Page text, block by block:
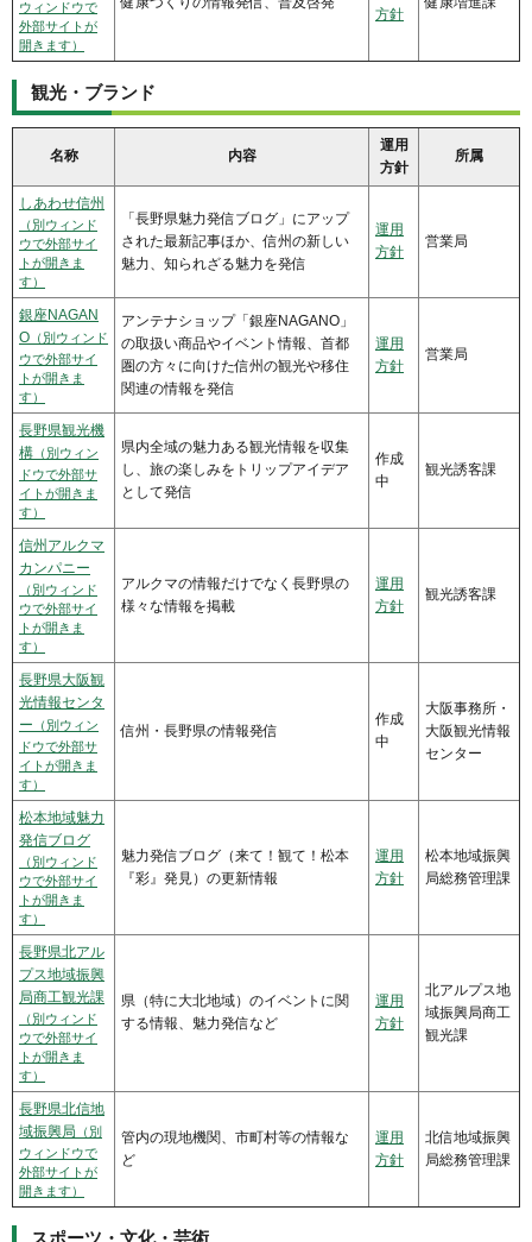
ウィンドウで
外部サイトが
開きます）
方針
観光・ブランド
名称 内容
運用
方針
所属
しあわせ信州
（別ウィンド
ウで外部サイ
トが開きま
す）
「長野県魅力発信ブログ」にアップ
された最新記事ほか、信州の新しい
魅力、知られざる魅力を発信
運用
方針
営業局
銀座NAGAN
O （別ウィンド
ウで外部サイ
トが開きま
す）
アンテナショップ「銀座NAGANO」
の取扱い商品やイベント情報、首都
圏の方々に向けた信州の観光や移住
関連の情報を発信
運用
方針
営業局
長野県観光機
構 （別ウィン
ドウで外部サ
イトが開きま
す）
県内全域の魅力ある観光情報を収集
し、旅の楽しみをトリップアイデア
として発信
作成
中
観光誘客課
信州アルクマ
カンパニー
（別ウィンド
ウで外部サイ
トが開きま
す）
アルクマの情報だけでなく長野県の
様々な情報を掲載
運用
方針
観光誘客課
長野県大阪観
光情報センタ
ー （別ウィン
ドウで外部サ
イトが開きま
す）
信州・長野県の情報発信
作成
中
大阪事務所・
大阪観光情報
センター
松本地域魅力
発信ブログ
（別ウィンド
ウで外部サイ
トが開きま
す）
魅力発信ブログ（来て！観て！松本
『彩』発見）の更新情報
運用
方針
松本地域振興
局総務管理課
長野県北アル
プス地域振興
局商工観光課
（別ウィンド
ウで外部サイ
トが開きま
す）
県（特に大北地域）のイベントに関
する情報、魅力発信など
運用
方針
北アルプス地
域振興局商工
観光課
長野県北信地
域振興局 （別
ウィンドウで
外部サイトが
開きます）
管内の現地機関、市町村等の情報な
ど
運用
方針
北信地域振興
局総務管理課
スポーツ・文化・芸術